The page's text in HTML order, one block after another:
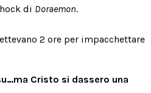
di Doraemon.
2 ore per impacchettare
Cristo si dassero una